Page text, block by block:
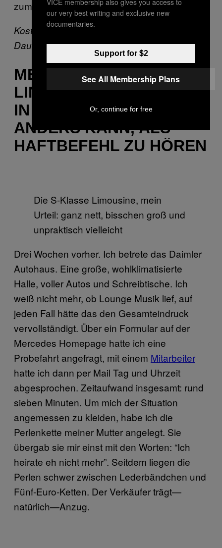
zum Arschloch wird.”
Kosten für die Fahrt: gar keine.
Dauer: 5 Stunden
MERCEDES S-KLASSE
LIMOUSINE: DAS AUTO,
IN DEM MAN NICHT
ANDERS KANN, ALS
HAFTBEFEHL ZU HÖREN
Die S-Klasse Limousine, mein
Urteil: ganz nett, bisschen groß und
unpraktisch vielleicht
Drei Wochen vorher. Ich betrete das Daimler
Autohaus. Eine große, wohlklimatisierte
Halle, voller Autos und Schreibtische. Ich
weiß nicht mehr, ob Lounge Musik lief, auf
jeden Fall hätte das den Gesamteindruck
vervollständigt. Über ein Formular auf der
Mercedes Homepage hatte ich eine
Probefahrt angefragt, mit einem Mitarbeiter
hatte ich dann per Mail Tag und Uhrzeit
abgesprochen. Zeitaufwand insgesamt: rund
sieben Minuten. Um mich der Situation
angemessen zu kleiden, habe ich die
Perlenkette meiner Mutter angelegt. Sie
übergab sie mir einst mit den Worten: “Ich
heirate eh nicht mehr”. Seitdem liegen die
Perlen schwer zwischen Lederbändchen und
Fünf-Euro-Ketten. Der Verkäufer trägt—
natürlich—Anzug.
our very best writing and exclusive new
documentaries.
Support for $2
See All Membership Plans
Or, continue for free